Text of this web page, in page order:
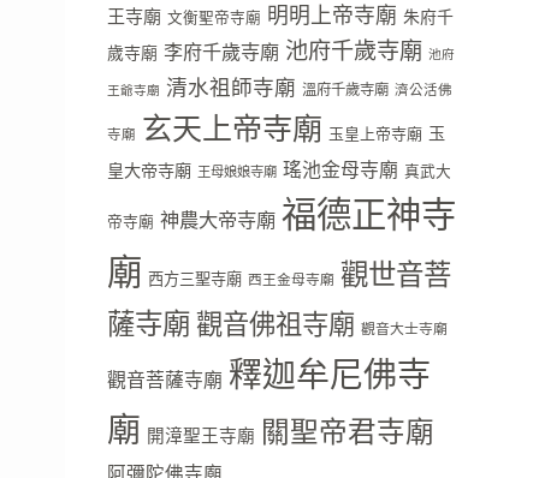
王寺廟 文衡聖帝寺廟 明明上帝寺廟 朱府千
歲寺廟 李府千歲寺廟 池府千歲寺廟 池府
王爺寺廟 清水祖師寺廟 溫府千歲寺廟 濟公活佛
寺廟 玄天上帝寺廟 玉皇上帝寺廟 玉
皇大帝寺廟 王母娘娘寺廟 瑤池金母寺廟 真武大
帝寺廟 神農大帝寺廟 福德正神寺
廟 西方三聖寺廟 西王金母寺廟 觀世音菩
薩寺廟觀音佛祖寺廟 觀音大士寺廟
觀音菩薩寺廟 釋迦牟尼佛寺
廟 開漳聖王寺廟 關聖帝君寺廟